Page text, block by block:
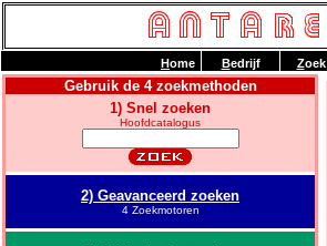
Gebruik de 4 zoekmethoden
1) Snel zoeken
Hoofdcatalogus
2) Geavanceerd zoeken
4 Zoekmotoren
Home Bedrijf Zoek